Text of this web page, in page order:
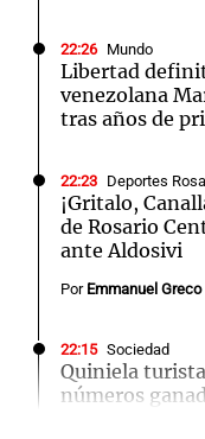
22:26 Mundo
Libertad
venezolana
tras años de
22:23 Deportes
¡Gritalo,
de Rosario
ante Aldosivi
Por Emmanuel Greco
22:15 Sociedad
Quiniela
números
Audio.
Cadena 3